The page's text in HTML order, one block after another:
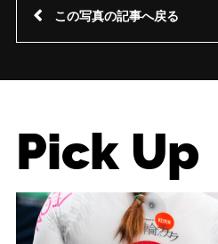
この写真の記事へ戻る
Pick Up